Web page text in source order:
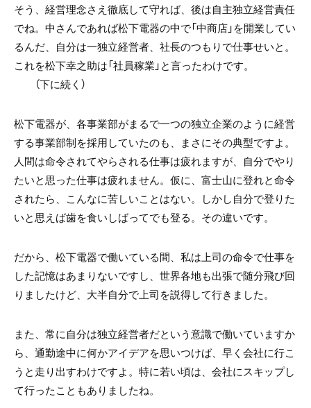
そう、経営理念さえ徹底して守れば、後は自主独立経営責任
でね。中さんであれば松下電器の中で「中商店」を開業してい
るんだ、自分は一独立経営者、社長のつもりで仕事せいと。
これを松下幸之助は「社員稼業」と言ったわけです。
（下に続く）
松下電器が、各事業部がまるで一つの独立企業のように経営
する事業部制を採用していたのも、まさにその典型ですよ。
人間は命令されてやらされる仕事は疲れますが、自分でやり
たいと思った仕事は疲れません。仮に、富士山に登れと命令
されたら、こんなに苦しいことはない。しかし自分で登りた
いと思えば歯を食いしばってでも登る。その違いです。
だから、松下電器で働いている間、私は上司の命令で仕事を
した記憶はあまりないですし、世界各地も出張で随分飛び回
りましたけど、大半自分で上司を説得して行きました。
また、常に自分は独立経営者だという意識で働いていますか
ら、通勤途中に何かアイデアを思いつけば、早く会社に行こ
うと走り出すわけですよ。特に若い頃は、会社にスキップし
て行ったこともありましたね。